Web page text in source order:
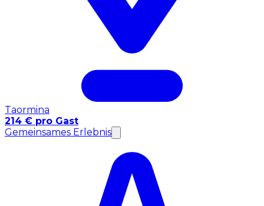
Taormina
214 € pro Gast
Gemeinsames Erlebnis